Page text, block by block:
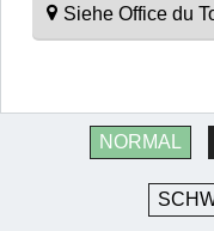
Siehe Office du
NORMAL